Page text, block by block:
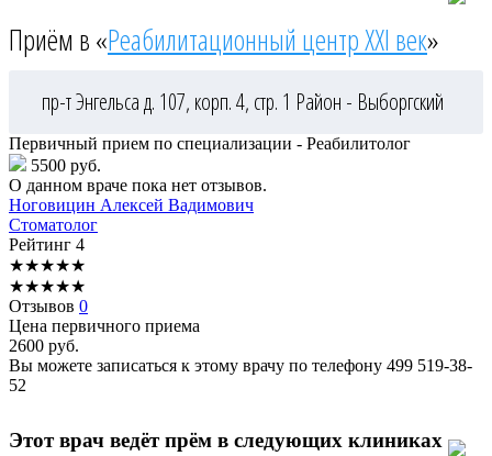
Приём в «Реабилитационный центр XXI век»
пр-т Энгельса д. 107, корп. 4, стр. 1 Район - Выборгский
Первичный прием по специализации - Реабилитолог
5500 руб.
О данном враче пока нет отзывов.
Ноговицин Алексей Вадимович
Стоматолог
Рейтинг 4
★★★★★
★★★★★
Отзывов 0
Цена первичного приема
2600 руб.
Вы можете записаться к этому врачу по телефону 499 519-38-
52
Этот врач ведёт прём в следующих клиниках